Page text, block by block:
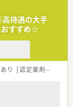
っかり切り替えて
担当・IT担当など
営！
メインに出店して
長し続ける群馬県
必見！
待遇の大手
おすすめ☆
り 認定薬剤師取得支援あり